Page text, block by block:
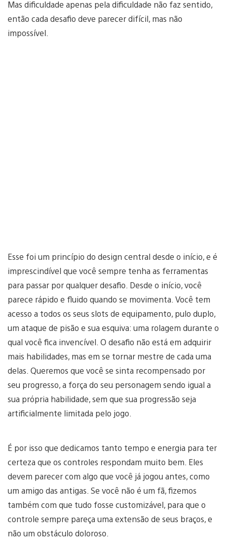
Mas dificuldade apenas pela dificuldade não faz sentido,
então cada desafio deve parecer difícil, mas não
impossível.
Esse foi um princípio do design central desde o início, e é
imprescindível que você sempre tenha as ferramentas
para passar por qualquer desafio. Desde o início, você
parece rápido e fluido quando se movimenta. Você tem
acesso a todos os seus slots de equipamento, pulo duplo,
um ataque de pisão e sua esquiva: uma rolagem durante o
qual você fica invencível. O desafio não está em adquirir
mais habilidades, mas em se tornar mestre de cada uma
delas. Queremos que você se sinta recompensado por
seu progresso, a força do seu personagem sendo igual a
sua própria habilidade, sem que sua progressão seja
artificialmente limitada pelo jogo.
É por isso que dedicamos tanto tempo e energia para ter
certeza que os controles respondam muito bem. Eles
devem parecer com algo que você já jogou antes, como
um amigo das antigas. Se você não é um fã, fizemos
também com que tudo fosse customizável, para que o
controle sempre pareça uma extensão de seus braços, e
não um obstáculo doloroso.